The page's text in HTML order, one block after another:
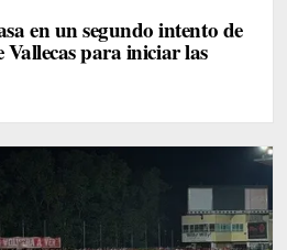
en un segundo intento de
Vallecas para iniciar las